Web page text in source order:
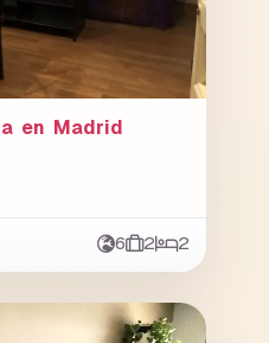
en Madrid
6 2 2